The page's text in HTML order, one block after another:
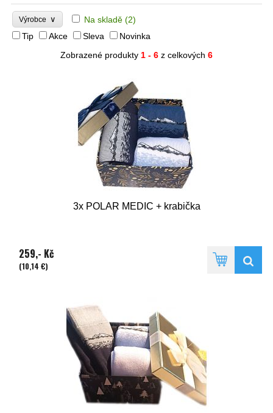
Výrobce ∨ Na skladě (2)
Tip
Akce Sleva
Novinka
Zobrazené produkty 1 - 6 z celkových 6
3x POLAR MEDIC + krabička
259,- Kč
(10,14 €)